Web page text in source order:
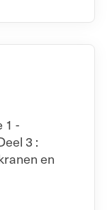
1 -
3 :
en